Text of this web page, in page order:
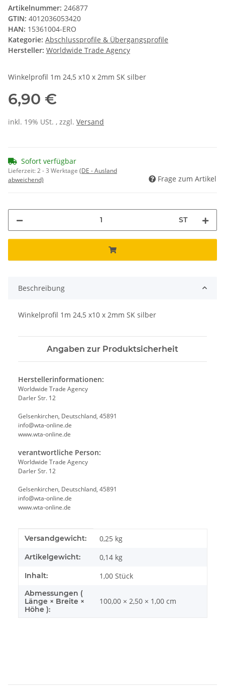
Artikelnummer: 246877
GTIN: 4012036053420
HAN: 15361004-ERO
Kategorie: Abschlussprofile & Übergangsprofile
Hersteller: Worldwide Trade Agency
Winkelprofil 1m 24,5 x10 x 2mm SK silber
6,90 €
inkl. 19% USt. , zzgl. Versand
Sofort verfügbar
Lieferzeit:2 - 3 Werktage (DE - Ausland
abweichend)
Frage zum Artikel
ST
Beschreibung
Winkelprofil 1m 24,5 x10 x 2mm SK silber
Angaben zur Produktsicherheit
Herstellerinformationen:
Worldwide Trade Agency
Darler Str. 12
Gelsenkirchen, Deutschland, 45891
info@wta-online.de
www.wta-online.de
verantwortliche Person:
Worldwide Trade Agency
Darler Str. 12
Gelsenkirchen, Deutschland, 45891
info@wta-online.de
www.wta-online.de
Produkteigenschaft
Wert
Versandgewicht: 0,25 kg
Artikelgewicht: 0,14 kg
Inhalt: 1,00 Stück
Abmessungen (
Länge × Breite ×
Höhe ):
100,00 × 2,50 × 1,00 cm